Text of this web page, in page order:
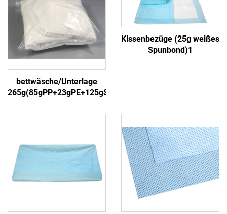
bettwäsche/Unterlage
265g(85gPP+23gPE+125gSAP+30gPP)4
Kissenbezüge (25g weißes
Spunbond)1